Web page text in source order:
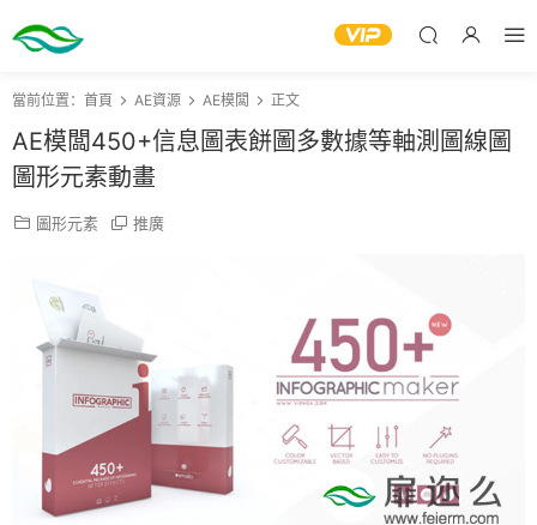
當前位置： 首頁 AE資源 AE模闆 正文
AE模闆450+信息圖表餅圖多數據等軸測圖線圖
圖形元素動畫
圖形元素 推廣